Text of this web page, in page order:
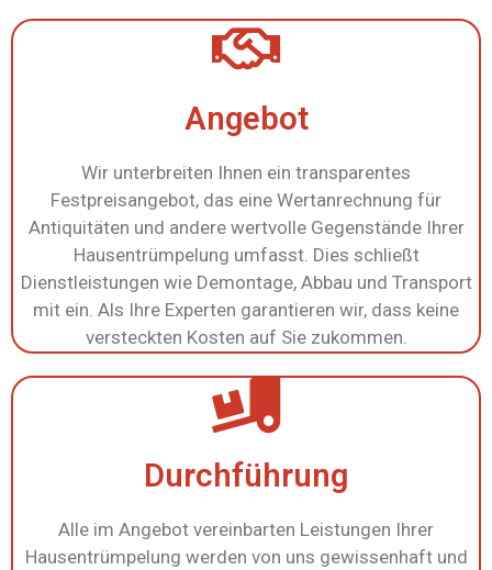
Angebot
Wir unterbreiten Ihnen ein transparentes
Festpreisangebot, das eine Wertanrechnung für
Antiquitäten und andere wertvolle Gegenstände Ihrer
Hausentrümpelung umfasst. Dies schließt
Dienstleistungen wie Demontage, Abbau und Transport
mit ein. Als Ihre Experten garantieren wir, dass keine
versteckten Kosten auf Sie zukommen.
Durchführung
Alle im Angebot vereinbarten Leistungen Ihrer
Hausentrümpelung werden von uns gewissenhaft und